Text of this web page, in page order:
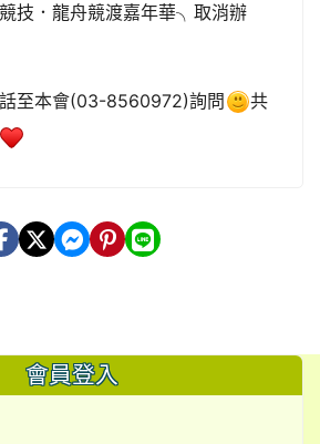
技．龍舟競渡嘉年華╮取消辦
至本會(03-8560972)詢問
共
會員登入